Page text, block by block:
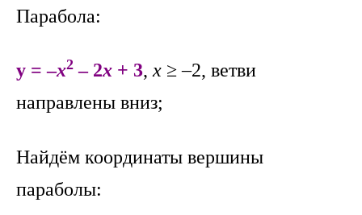
Парабола:
y = –x2 – 2x + 3,x ≥ –2, ветви
направлены вниз;
Найдём координаты вершины
параболы: